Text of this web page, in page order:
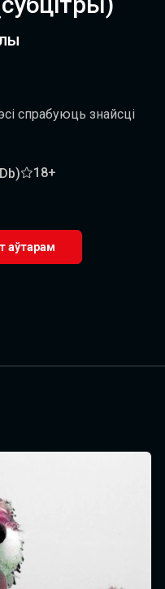
спрабуюць знайсці
18+
аўтарам